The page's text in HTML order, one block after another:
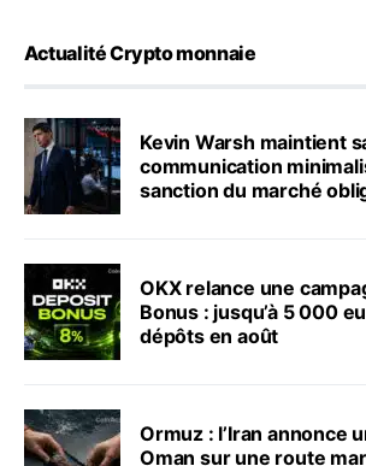
Actualité Crypto monnaie
Kevin Warsh maintient
communication
sanction du marché
OKX relance une
Bonus : jusqu’à 5 000
dépôts en août
Ormuz : l’Iran annonce
Oman sur une route